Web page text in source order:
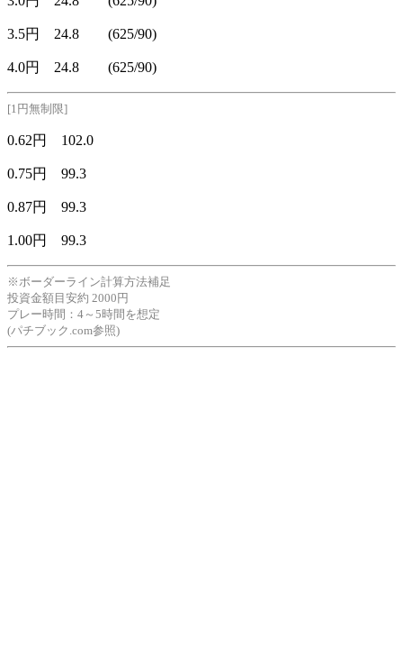
3.5円 24.8 (625/90)
4.0円 24.8 (625/90)
[1円無制限]
0.62円 102.0
0.75円 99.3
0.87円 99.3
1.00円 99.3
※ボーダーライン計算方法補足
投資金額目安約 2000円
プレー時間：4～5時間を想定
(パチブック.com参照)